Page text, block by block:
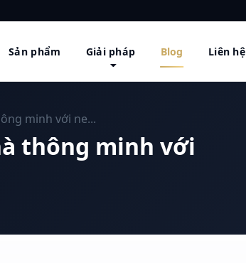
Sản phẩm Giải pháp Blog Liên hệ
minh với ne...
thông minh với